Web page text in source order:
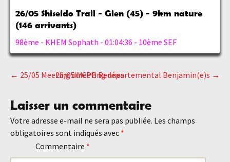
26/05 Shiseido Trail - Gien (45) - 9km nature
(146 arrivants)
98ème - KHEM Sophath - 01:04:36 - 10ème SEF
Navigation
des
articles
← 25/05 Meeting du CPB Rennes
26/05 Meeting départemental Benjamin(e)s →
Laisser un commentaire
Votre adresse e-mail ne sera pas publiée. Les champs
obligatoires sont indiqués avec *
Commentaire *